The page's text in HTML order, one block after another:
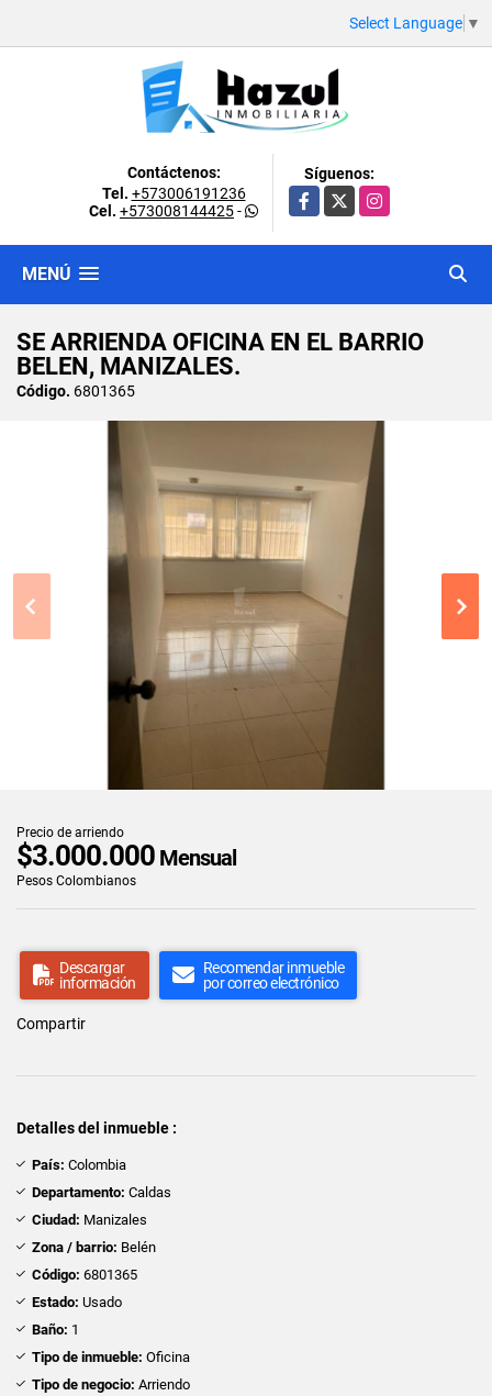
Select Language ▼
Contáctenos:
Tel. +573006191236
Cel. +573008144425-
Síguenos:
Facebook
X Instagram
MENÚ
SE ARRIENDA OFICINA EN EL BARRIO
BELEN, MANIZALES.
Código. 6801365
Precio de arriendo
$3.000.000 Mensual
Pesos Colombianos
Descargar
información
Recomendar inmueble
por correo electrónico
Compartir
Detalles del inmueble :
País: Colombia
Departamento: Caldas
Ciudad: Manizales
Zona / barrio: Belén
Código: 6801365
Estado: Usado
Baño: 1
Tipo de inmueble: Oficina
Tipo de negocio: Arriendo